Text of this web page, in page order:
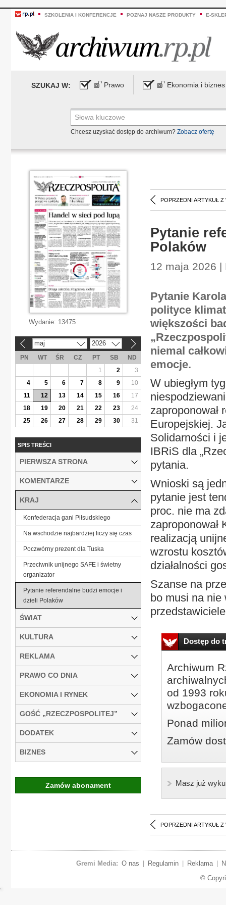
SZKOLENIA I KONFERENCJE POZNAJ NASZE PRODUKTY E-
SZUKAJ W: Prawo Ekonomia i biznes
Chcesz uzyskać dostęp do archiwum? Zobacz ofertę
POPRZEDNI ARTYKUŁ Z
Pytanie
Polaków
12 maja 2026 |
Pytanie
polityce
większości
niemal
emocje.
W ubiegłym
zaproponował
Europejskiej.
Solidarności i
IBRiS dla
pytania.
Wnioski są
pytanie jest
proc. nie ma
zaproponował
realizacją
wzrostu
działalności
Szanse na
bo musi na nie
Dostęp do
Archiwum
od 1993
Ponad
Zamów
Masz już
POPRZEDNI ARTYKUŁ Z
Wydanie: 13475
maj 2026
PN WT ŚR CZ PT SB
ND
1
2
3
4
5 6 7 8 9
10
11
12 13 14 15 16
17
18
19 20 21 22 23
24
25
26 27 28 29 30 31
SPIS TREŚCI
PIERWSZA STRONA
KOMENTARZE
KRAJ
Konfederacja gani Piłsudskiego
Na wschodzie najbardziej liczy się czas
Poczwórny prezent dla Tuska
Przeciwnik unijnego SAFE i świetny
organizator
Pytanie referendalne budzi emocje i
dzieli Polaków
ŚWIAT
KULTURA
REKLAMA
PRAWO CO DNIA
EKONOMIA I RYNEK
GOŚĆ „RZECZPOSPOLITEJ”
DODATEK
BIZNES
Zamów abonament
Gremi Media: O nas Regulamin Reklama
©